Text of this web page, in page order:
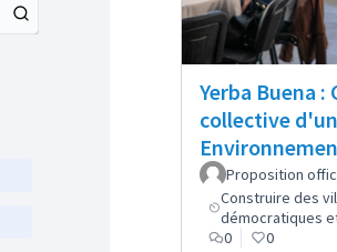
Yerba Buena
collective
Proposition
Construire des
démocratiques
0
0